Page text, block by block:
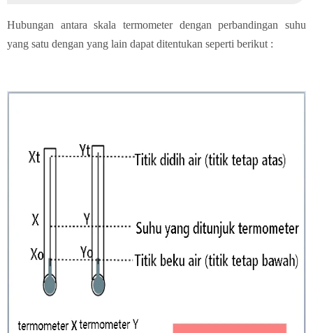
Hubungan antara skala termometer dengan perbandingan suhu
yang satu dengan yang lain dapat ditentukan seperti berikut :